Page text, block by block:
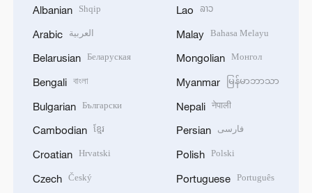
Albanian Shqip
Arabic العربية
Belarusian Беларуская
Bengali বাংলা
Bulgarian Български
Cambodian ខ្មែរ
Croatian Hrvatski
Czech Český
Lao ລາວ
Malay Bahasa Melayu
Mongolian Монгол
Myanmar မြန်မာဘာသာ
Nepali नेपाली
Persian فارسی
Polish Polski
Portuguese Português